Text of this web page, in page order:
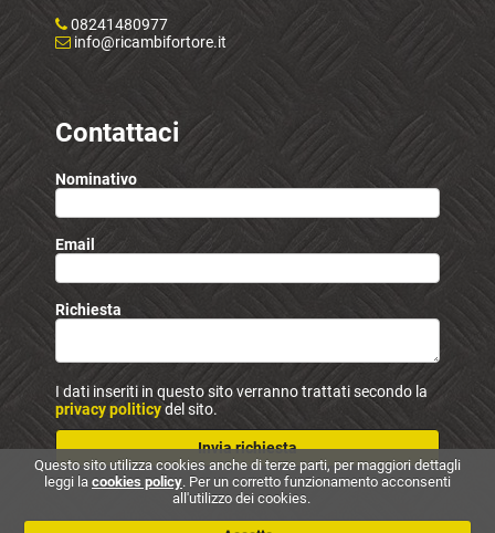
Questo sito utilizza cookies anche di terze parti, per maggiori dettagli
leggi la cookies policy. Per un corretto funzionamento acconsenti
all'utilizzo dei cookies.
08241480977
info@ricambifortore.it
Contattaci
Nominativo
Email
Richiesta
I dati inseriti in questo sito verranno trattati secondo la
privacy politicydel sito.
Invia richiesta